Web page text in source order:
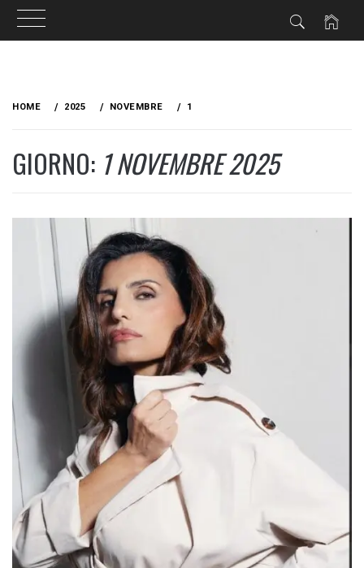
HOME 2025 NOVEMBRE 1
GIORNO: 1 NOVEMBRE 2025